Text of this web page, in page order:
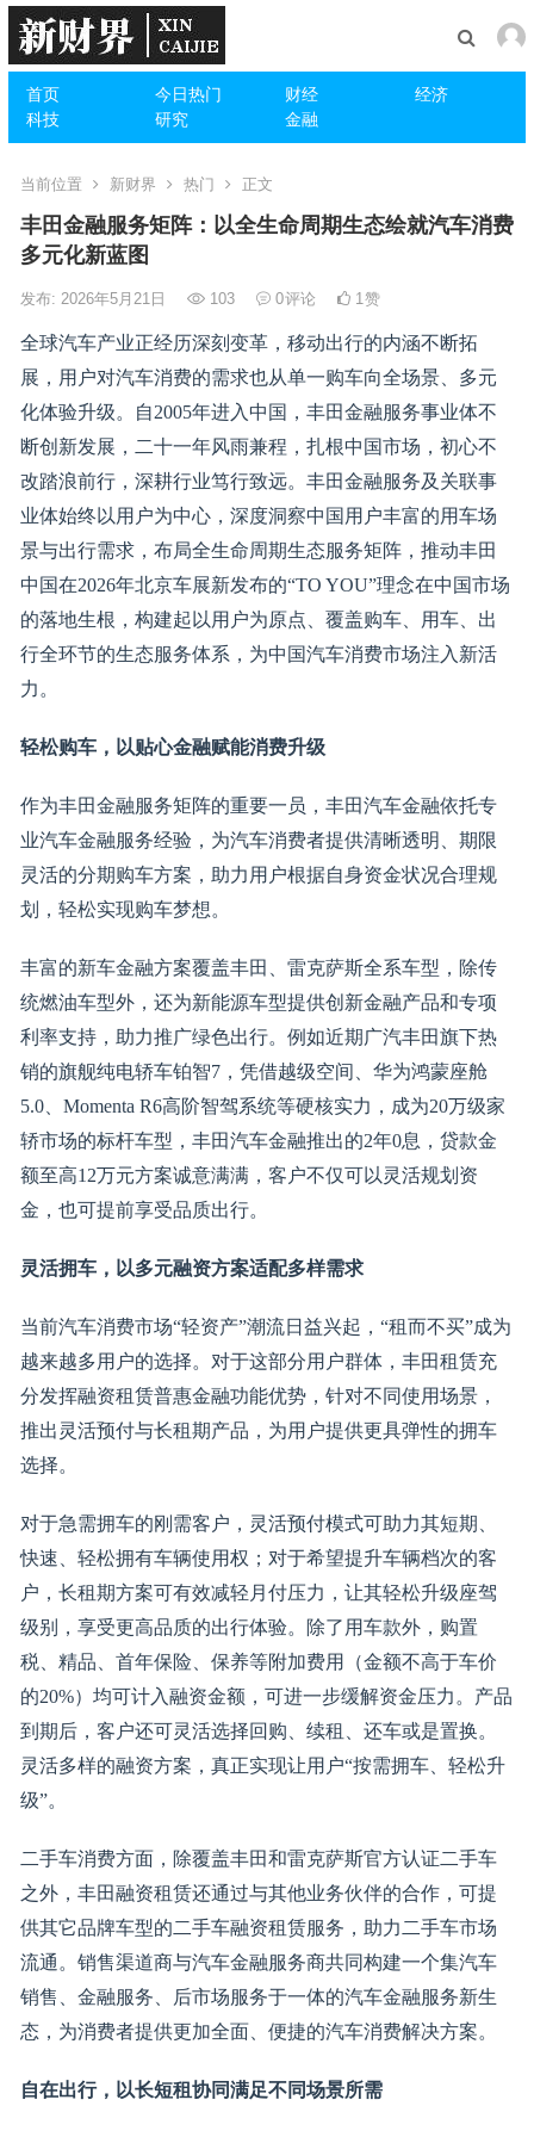
首页 今日热门 财经
经济
科技
研究 金融
当前位置 新财界 热门 正文
丰田金融服务矩阵：以全生命周期生态绘就汽车消费
多元化新蓝图
发布: 2026年5月21日 103 0评论 1赞
全球汽车产业正经历深刻变革，移动出行的内涵不断拓
展，用户对汽车消费的需求也从单一购车向全场景、多元
化体验升级。自2005年进入中国，丰田金融服务事业体不
断创新发展，二十一年风雨兼程，扎根中国市场，初心不
改踏浪前行，深耕行业笃行致远。丰田金融服务及关联事
业体始终以用户为中心，深度洞察中国用户丰富的用车场
景与出行需求，布局全生命周期生态服务矩阵，推动丰田
中国在2026年北京车展新发布的“TO YOU”理念在中国市场
的落地生根，构建起以用户为原点、覆盖购车、用车、出
行全环节的生态服务体系，为中国汽车消费市场注入新活
力。
轻松购车，以贴心金融赋能消费升级
作为丰田金融服务矩阵的重要一员，丰田汽车金融依托专
业汽车金融服务经验，为汽车消费者提供清晰透明、期限
灵活的分期购车方案，助力用户根据自身资金状况合理规
划，轻松实现购车梦想。
丰富的新车金融方案覆盖丰田、雷克萨斯全系车型，除传
统燃油车型外，还为新能源车型提供创新金融产品和专项
利率支持，助力推广绿色出行。例如近期广汽丰田旗下热
销的旗舰纯电轿车铂智7，凭借越级空间、华为鸿蒙座舱
5.0、Momenta R6高阶智驾系统等硬核实力，成为20万级家
轿市场的标杆车型，丰田汽车金融推出的2年0息，贷款金
额至高12万元方案诚意满满，客户不仅可以灵活规划资
金，也可提前享受品质出行。
灵活拥车，以多元融资方案适配多样需求
当前汽车消费市场“轻资产”潮流日益兴起，“租而不买”成为
越来越多用户的选择。对于这部分用户群体，丰田租赁充
分发挥融资租赁普惠金融功能优势，针对不同使用场景，
推出灵活预付与长租期产品，为用户提供更具弹性的拥车
选择。
对于急需拥车的刚需客户，灵活预付模式可助力其短期、
快速、轻松拥有车辆使用权；对于希望提升车辆档次的客
户，长租期方案可有效减轻月付压力，让其轻松升级座驾
级别，享受更高品质的出行体验。除了用车款外，购置
税、精品、首年保险、保养等附加费用（金额不高于车价
的20%）均可计入融资金额，可进一步缓解资金压力。产品
到期后，客户还可灵活选择回购、续租、还车或是置换。
灵活多样的融资方案，真正实现让用户“按需拥车、轻松升
级”。
二手车消费方面，除覆盖丰田和雷克萨斯官方认证二手车
之外，丰田融资租赁还通过与其他业务伙伴的合作，可提
供其它品牌车型的二手车融资租赁服务，助力二手车市场
流通。销售渠道商与汽车金融服务商共同构建一个集汽车
销售、金融服务、后市场服务于一体的汽车金融服务新生
态，为消费者提供更加全面、便捷的汽车消费解决方案。
自在出行，以长短租协同满足不同场景所需